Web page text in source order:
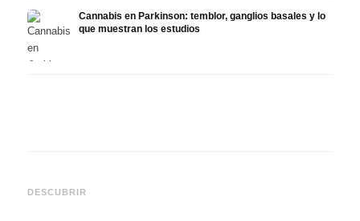
Cannabis en Parkinson: temblor, ganglios basales y lo
que muestran los estudios
DESCUBRIR
automedición y lo que